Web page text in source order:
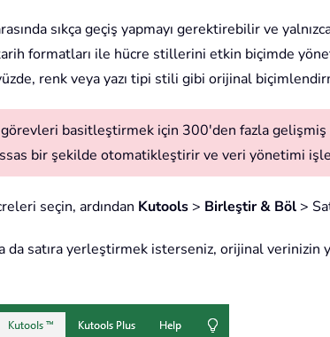
sıkça geçiş yapmayı gerektirebilir ve
formatları ile hücre stillerini etkin biçimde
renk veya yazı tipi stili gibi orijinal
görevleri basitleştirmek için 300'den fazla gelişmiş
bir şekilde otomatikleştirir ve veri yönetimi
seçin, ardından Kutools > Birleştir & Böl >
da satıra yerleştirmek isterseniz, orijinal